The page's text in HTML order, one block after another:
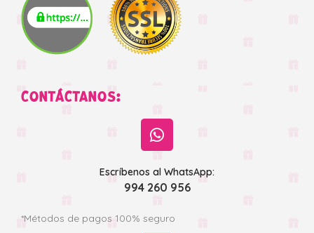
CONTÁCTANOS:
Escríbenos al WhatsApp:
994 260 956
*Métodos de pagos 100% seguro